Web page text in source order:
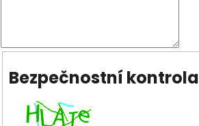
Bezpečnostní kontrola